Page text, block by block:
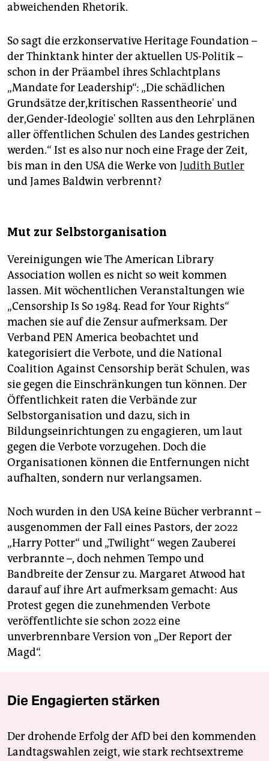
abweichenden Rhetorik.
So sagt die erzkonservative Heritage Foundation –
der Thinktank hinter der aktuellen US-Politik –
schon in der Präambel ihres Schlachtplans
„Mandate for Leadership“: „Die schädlichen
Grundsätze der,kritischen Rassentheorie' und
der,Gender-Ideologie' sollten aus den Lehrplänen
aller öffentlichen Schulen des Landes gestrichen
werden.“ Ist es also nur noch eine Frage der Zeit,
bis man in den USA die Werke von Judith Butler
und James Baldwin verbrennt?
Mut zur Selbstorganisation
Vereinigungen wie The American Library
Association wollen es nicht so weit kommen
lassen. Mit wöchentlichen Veranstaltungen wie
„Censorship Is So 1984. Read for Your Rights“
machen sie auf die Zensur aufmerksam. Der
Verband PEN America beobachtet und
kategorisiert die Verbote, und die National
Coalition Against Censorship berät Schulen, was
sie gegen die Einschränkungen tun können. Der
Öffentlichkeit raten die Verbände zur
Selbstorganisation und dazu, sich in
Bildungseinrichtungen zu engagieren, um laut
gegen die Verbote vorzugehen. Doch die
Organisationen können die Entfernungen nicht
aufhalten, sondern nur verlangsamen.
Noch wurden in den USA keine Bücher verbrannt –
ausgenommen der Fall eines Pastors, der 2022
„Harry Potter“ und „Twilight“ wegen Zauberei
verbrannte –, doch nehmen Tempo und
Bandbreite der Zensur zu. Margaret Atwood hat
darauf auf ihre Art aufmerksam gemacht: Aus
Protest gegen die zunehmenden Verbote
veröffentlichte sie schon 2022 eine
unverbrennbare Version von „Der Report der
Magd“.
Die Engagierten stärken
Der drohende Erfolg der AfD bei den kommenden
Landtagswahlen zeigt, wie stark rechtsextreme